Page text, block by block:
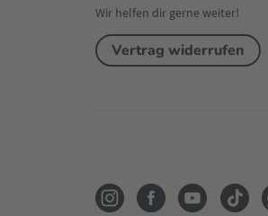
Wir helfen dir gerne weiter!
Vertrag widerrufen